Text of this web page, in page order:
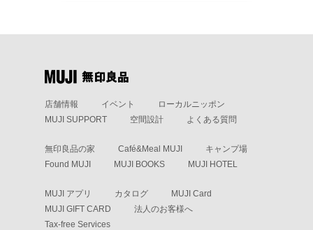
店舗情報 イベント
ローカルニッポン
MUJI SUPPORT
空間設計 よくある質問
無印良品の家 Café&Meal MUJI
キャンプ場
Found MUJI
MUJI BOOKS MUJI HOTEL
MUJI アプリ カタログ
MUJI Card
MUJI GIFT CARD
法人のお客様へ
Tax-free Services